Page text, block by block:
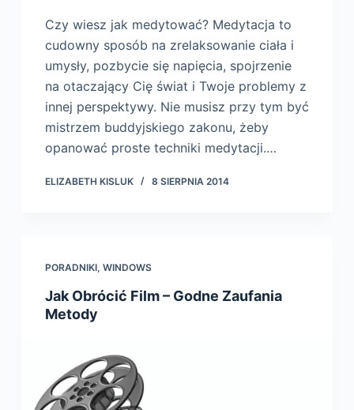
Czy wiesz jak medytować? Medytacja to
cudowny sposób na zrelaksowanie ciała i
umysły, pozbycie się napięcia, spojrzenie
na otaczający Cię świat i Twoje problemy z
innej perspektywy. Nie musisz przy tym być
mistrzem buddyjskiego zakonu, żeby
opanować proste techniki medytacji.…
ELIZABETH KISLUK 8 SIERPNIA 2014
PORADNIKI, WINDOWS
Jak Obrócić Film – Godne Zaufania
Metody